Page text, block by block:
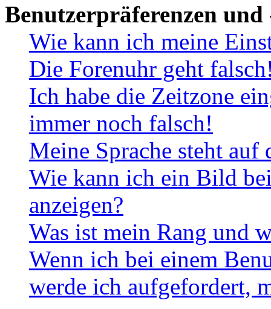
Benutzerpräferenzen und
Wie kann ich meine
Die Forenuhr geht
Ich habe die Zeitzone
immer noch falsch!
Meine Sprache steht
Wie kann ich ein Bild
anzeigen?
Was ist mein Rang und
Wenn ich bei einem
werde ich aufgefordert,